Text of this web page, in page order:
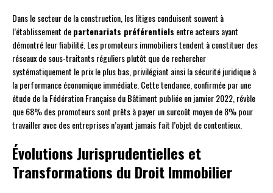
Dans le secteur de la construction, les litiges conduisent souvent à
l’établissement departenariats préférentiels entre acteurs ayant
démontré leur fiabilité. Les promoteurs immobiliers tendent à constituer des
réseaux de sous-traitants réguliers plutôt que de rechercher
systématiquement le prix le plus bas, privilégiant ainsi la sécurité juridique à
la performance économique immédiate. Cette tendance, confirmée par une
étude de la Fédération Française du Bâtiment publiée en janvier 2022, révèle
que 68% des promoteurs sont prêts à payer un surcoût moyen de 8% pour
travailler avec des entreprises n’ayant jamais fait l’objet de contentieux.
Évolutions Jurisprudentielles et
Transformations du Droit Immobilier